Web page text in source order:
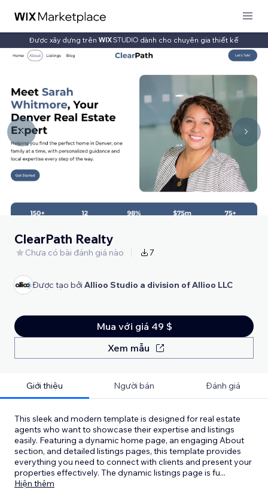
Được xây dựng trên dành cho chuyên gia thiết kế
ClearPath Realty
Chưa có bài đánh giá nào 7
Được tạo bởi Allioo Studio a division of Allioo LLC
Mua với giá 49 $
Xem mẫu
Giới thiệu Người bán Đánh giá
This sleek and modern template is designed for real estate
agents who want to showcase their expertise and listings
easily. Featuring a dynamic home page, an engaging About
section, and detailed listings pages, this template provides
everything you need to connect with clients and present your
properties effectively. The dynamic listings page is fu...
Hiện thêm